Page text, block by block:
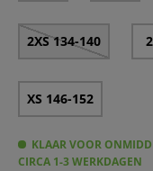
2XS 134-140
XS 146-152
KLAAR VOOR
CIRCA 1-3 WERKDAGEN